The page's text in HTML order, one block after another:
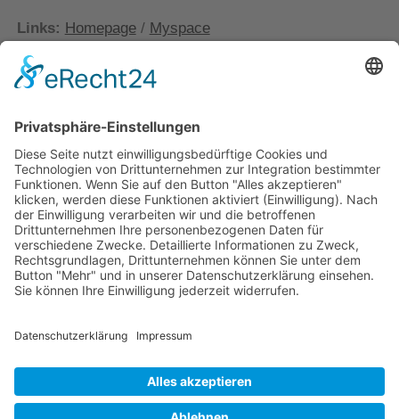
Management Platform
Links: Homepage/ Myspace
electropop
fm belfast I Dont Want To Go To Sleep Either
VORHERIGER BEITRAG
Martin Solveig: Ready 2 Go feat. Kele
NÄCHSTER BEITRAG